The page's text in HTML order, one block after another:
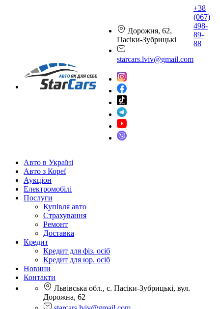
Дорожня, 62,
Пасіки-Зубрицькі
starcars.lviv@gmail.com
+38
(067)
498-
89-
88
Авто в Україні
Авто з Кореї
Аукціон
Електромобілі
Послуги
Купівля авто
Страхування
Ремонт
Доставка
Кредит
Кредит для фіз. осіб
Кредит для юр. осіб
Новини
Контакти
Львівська обл., с. Пасіки-Зубрицькі, вул.
Дорожна, 62